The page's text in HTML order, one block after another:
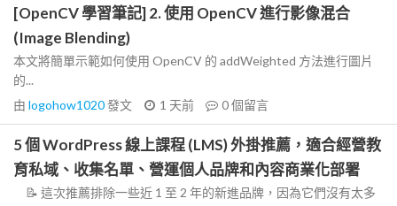
[OpenCV 學習筆記] 2. 使用 OpenCV 進行影像混合
(Image Blending)
本文將簡單示範如何使用 OpenCV 的 addWeighted 方法進行圖片
的...
由 logohow1020發文 1 天前 0個留言
5 個 WordPress 線上課程 (LMS) 外掛推薦，適合經營教
育私域、收集名單、營運個人品牌和內容商業化部署
📝 這次推薦排除一些近 1 至 2 年的新進品牌，因為它們沒有太多